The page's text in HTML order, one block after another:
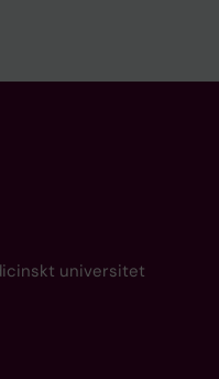
universitet